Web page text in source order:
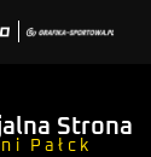
Strona
Pałck